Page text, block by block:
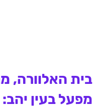
בית האלוורה,
מפעל בעין יהב: